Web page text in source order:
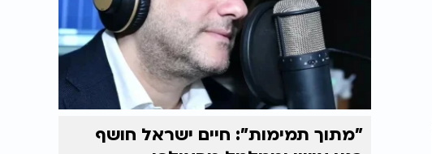
"מתוך תמימות": חיים ישראל חושף